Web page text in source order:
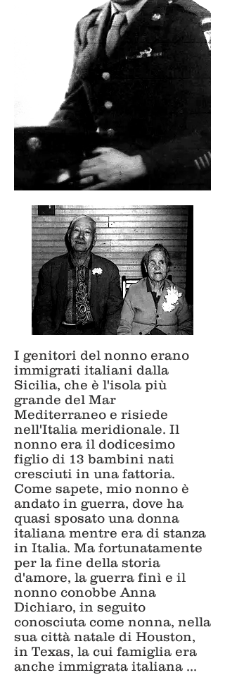
I genitori del nonno erano
immigrati italiani dalla
Sicilia, che è l'isola più
grande del Mar
Mediterraneo e risiede
nell'Italia meridionale. Il
nonno era il dodicesimo
figlio di 13 bambini nati
cresciuti in una fattoria.
Come sapete, mio nonno è
andato in guerra, dove ha
quasi sposato una donna
italiana mentre era di stanza
in Italia. Ma fortunatamente
per la fine della storia
d'amore, la guerra finì e il
nonno conobbe Anna
Dichiaro, in seguito
conosciuta come nonna, nella
sua città natale di Houston,
in Texas, la cui famiglia era
anche immigrata italiana ...